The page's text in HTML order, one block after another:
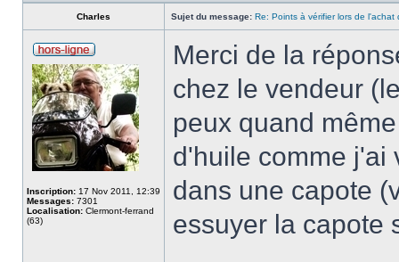
Charles Sujet du message: Re: Points à vérifier lors de l'achat
Inscription: 17 Nov 2011, 12:39
Messages: 7301
Localisation: Clermont-ferrand
(63)
Merci de la
chez le vendeur
peux quand
d'huile comme j'ai
dans une capote
essuyer la capote